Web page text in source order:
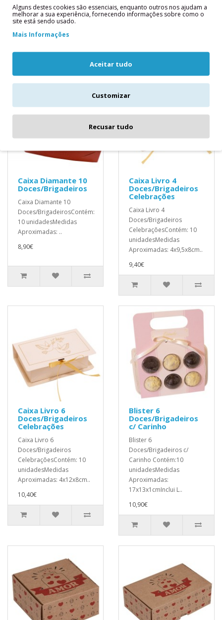
Aproximadas:
4x17x17cm..
Caixa Diamante 10
Doces/Brigadeiros
Caixa Diamante 10
Doces/BrigadeirosContém:
10 unidadesMedidas
Aproximadas: ..
8,90€
Caixa Livro 4
Doces/Brigadeiros
Celebrações
Caixa Livro 4
Doces/Brigadeiros
CelebraçõesContém: 10
unidadesMedidas
Aproximadas: 4x9,5x8cm..
9,40€
Caixa Livro 6
Doces/Brigadeiros
Celebrações
Caixa Livro 6
Doces/Brigadeiros
CelebraçõesContém: 10
unidadesMedidas
Aproximadas: 4x12x8cm..
10,40€
Blister 6
Doces/Brigadeiros
c/ Carinho
Blister 6
Doces/Brigadeiros c/
Carinho Contém:10
unidadesMedidas
Aproximadas:
17x13x1cmInclui L..
10,90€
Alguns destes cookies são essenciais, enquanto outros nos ajudam a
melhorar a sua experiência, fornecendo informações sobre como o
site está sendo usado.
Mais Informações
Aceitar tudo
Customizar
Recusar tudo